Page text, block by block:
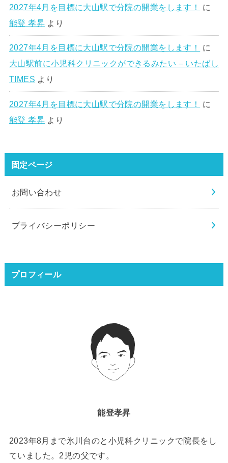
2027年4月を目標に大山駅で分院の開業をします！
に
能登 孝昇より
2027年4月を目標に大山駅で分院の開業をします！
に
大山駅前に小児科クリニックができるみたい – いたばし
TIMES より
2027年4月を目標に大山駅で分院の開業をします！
に
能登 孝昇より
固定ページ
お問い合わせ
プライバシーポリシー
プロフィール
能登孝昇
2023年8月まで氷川台のと小児科クリニックで院長をし
ていました。2児の父です。